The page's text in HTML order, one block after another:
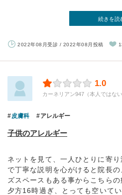
続きを読
2022年08月受診 / 2022年08月投稿
1.0
カーネリアン947（本人ではな
皮膚科 アレルギー
子供のアレルギー
ネットを見て、一人ひとりに寄
で丁寧な説明を心がけると院長
ズスペースもある事からこちらの
夕方16時過ぎ、とっても空いてい